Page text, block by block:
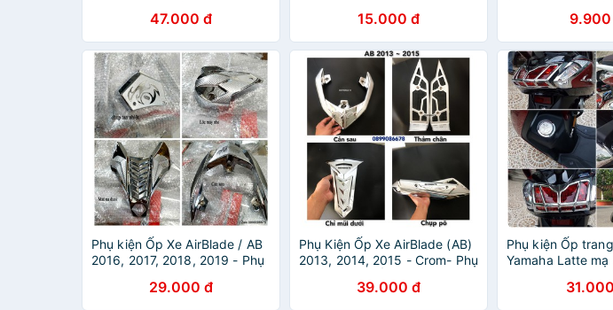
47.000 đ 15.000 đ 9.900
Phụ kiện Ốp Xe AirBlade / AB
2016, 2017, 2018, 2019 - Phụ
vệ xe máy Air Blade
29.000 đ
Phụ Kiện Ốp Xe AirBlade (AB)
2013, 2014, 2015 - Crom- Phụ
vệ xe máy Honda Air Blade
39.000 đ
Phụ kiện Ốp
Yamaha Latte mạ